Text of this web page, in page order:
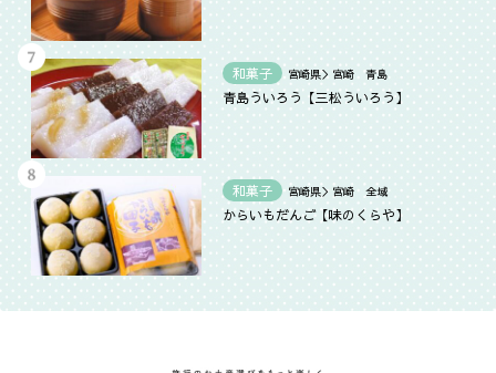
和菓子 宮崎県＞宮崎 青島
青島ういろう【三松ういろう】
和菓子 宮崎県＞宮崎 全域
からいもだんご【味のくらや】